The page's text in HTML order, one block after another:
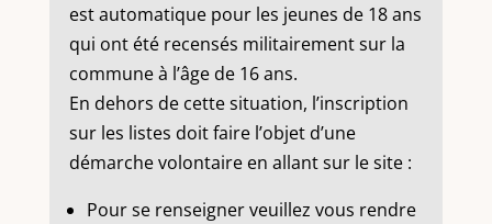
est automatique pour les jeunes de 18 ans
qui ont été recensés militairement sur la
commune à l’âge de 16 ans.
En dehors de cette situation, l’inscription
sur les listes doit faire l’objet d’une
démarche volontaire en allant sur le site :
Pour se renseigner veuillez vous rendre